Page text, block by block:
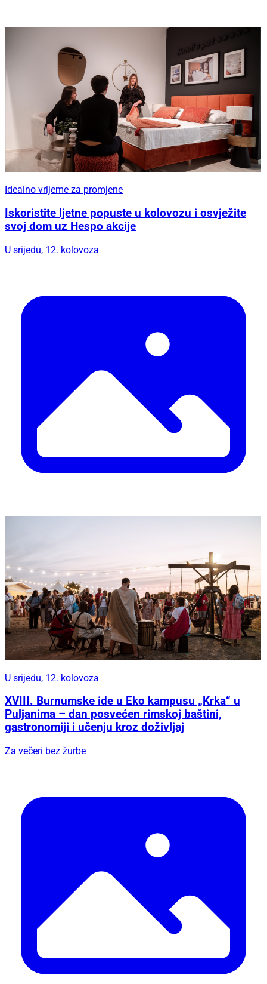
Idealno vrijeme za promjene
Iskoristite ljetne popuste u kolovozu i osvježite
svoj dom uz Hespo akcije
U srijedu, 12. kolovoza
U srijedu, 12. kolovoza
XVIII. Burnumske ide u Eko kampusu „Krka“ u
Puljanima – dan posvećen rimskoj baštini,
gastronomiji i učenju kroz doživljaj
Za večeri bez žurbe